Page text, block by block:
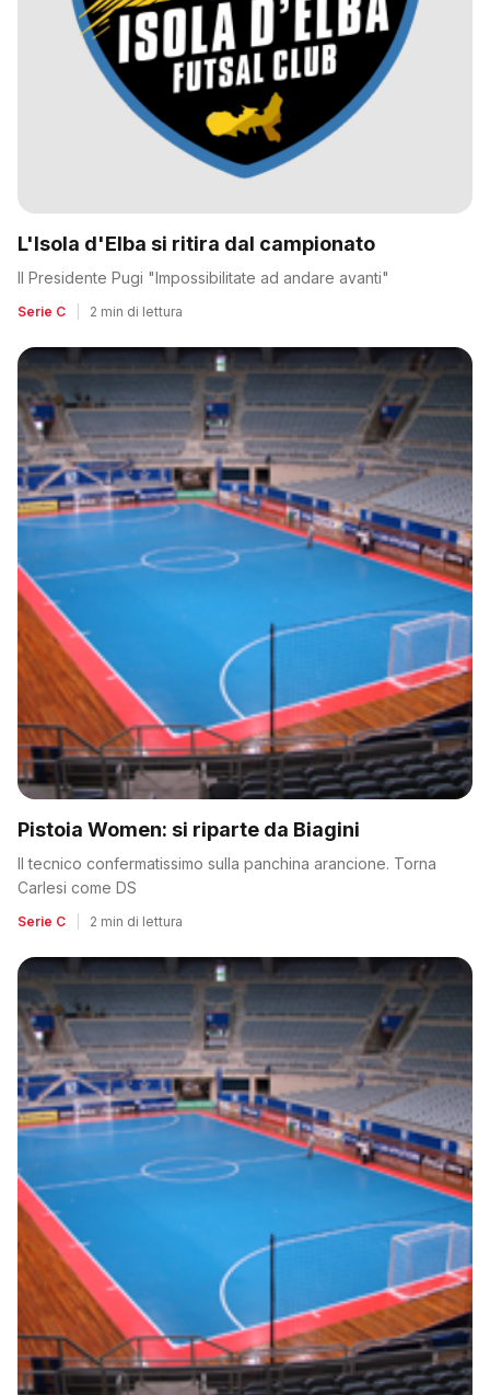
L'Isola d'Elba si ritira dal campionato
Il Presidente Pugi "Impossibilitate ad andare avanti"
Serie C 2 min di lettura
Pistoia Women: si riparte da Biagini
Il tecnico confermatissimo sulla panchina arancione. Torna
Carlesi come DS
Serie C 2 min di lettura